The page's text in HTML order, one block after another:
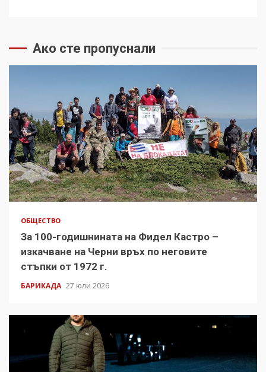
Ако сте пропуснали
ОБЩЕСТВО
За 100-годишнината на Фидел Кастро –
изкачване на Черни връх по неговите
стъпки от 1972 г.
БАРИКАДА 27 юли 2026